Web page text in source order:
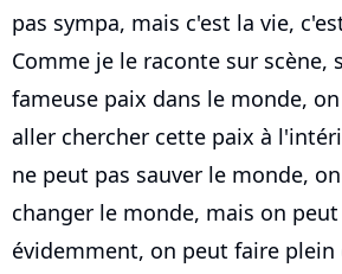
pas sympa, mais c'est la vie,
Comme je le raconte sur scène,
fameuse paix dans le monde,
aller chercher cette paix à
ne peut pas sauver le monde,
changer le monde, mais on
évidemment, on peut faire plein